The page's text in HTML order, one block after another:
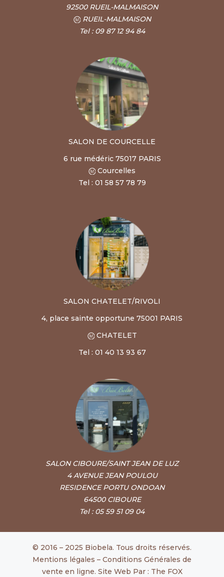
92500 RUEIL-MALMAISON
RUEIL-MALMAISON
Tel : 09 87 12 94 84
SALON DE COURCELLE
6 rue médéric 75017 PARIS
Courcelles
Tel : 01 58 57 78 79
SALON CHATELET/RIVOLI
4, place sainte opportune 75001 PARIS
CHATELET
Tel : 01 40 13 93 67
SALON CIBOURE/SAINT JEAN DE LUZ
4 AVENUE JEAN POULOU
RESIDENCE PORTU ONDOAN
64500 CIBOURE
Tel : 05 59 51 09 04
© 2016 – 2025 Biobela. Tous droits réservés.
Mentions légales – Conditions Générales de
vente en ligne. Site Web Par : The FOX